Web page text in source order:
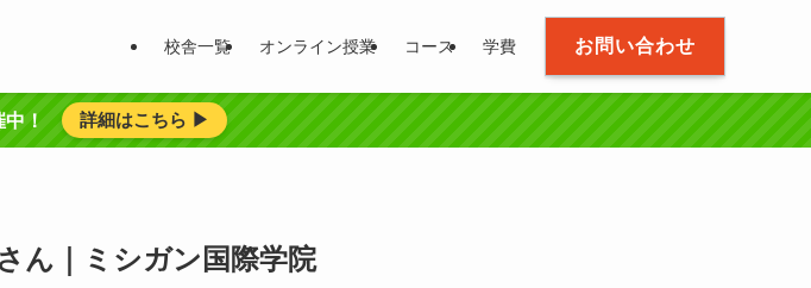
校舎一覧 オンライン授業 コース 学費 お問い合わせ
中！ 詳細はこちら ▶︎
ん｜ミシガン国際学院